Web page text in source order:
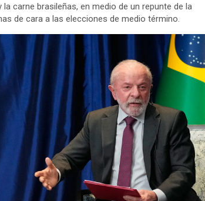
carne brasileñas, en medio de un repunte de la
de cara a las elecciones de medio término.